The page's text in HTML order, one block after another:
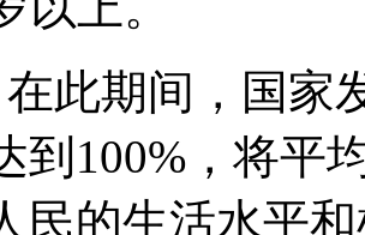
在此期间，国家
到100%，将平
民的生活水平